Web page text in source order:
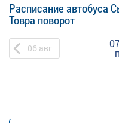
Расписание
Товра поворот
06 авг